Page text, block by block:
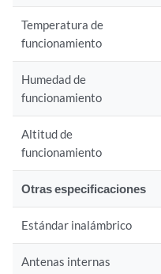
Temperatura de
funcionamiento
Humedad de
funcionamiento
Altitud de
funcionamiento
Otras especificaciones
Estándar inalámbrico
Antenas internas